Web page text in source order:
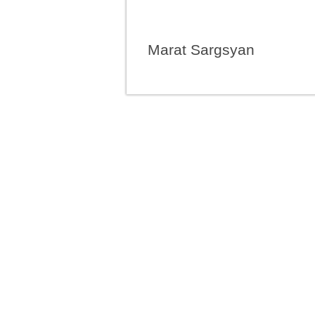
Marat Sargsyan